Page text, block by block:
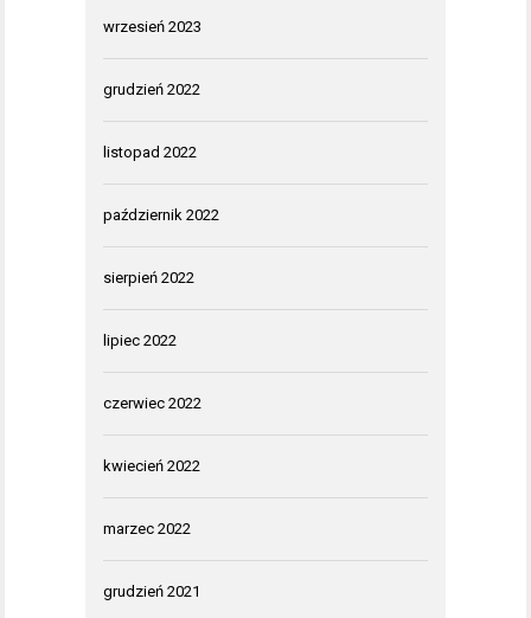
wrzesień 2023
grudzień 2022
listopad 2022
październik 2022
sierpień 2022
lipiec 2022
czerwiec 2022
kwiecień 2022
marzec 2022
grudzień 2021